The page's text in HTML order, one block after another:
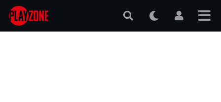
Přejít
hlavnímu